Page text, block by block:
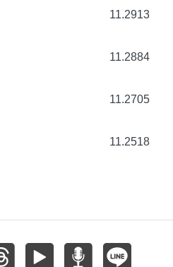
11.2913
11.2884
11.2705
11.2518